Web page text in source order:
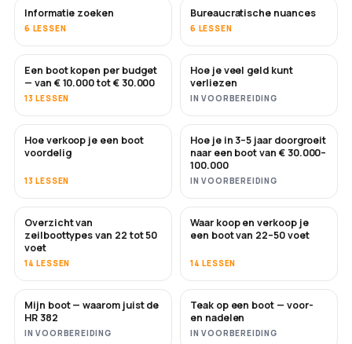
Informatie zoeken
6 LESSEN
Bureaucratische nuances
6 LESSEN
BINNENKORT
Een boot kopen per budget
— van € 10.000 tot € 30.000
13 LESSEN
BINNENKORT
Hoe je veel geld kunt
verliezen
IN VOORBEREIDING
NIEUW
Hoe verkoop je een boot
voordelig
13 LESSEN
NIEUW
Hoe je in 3–5 jaar doorgroeit
naar een boot van € 30.000–
100.000
IN VOORBEREIDING
BINNENKORT
Overzicht van
zeilboottypes van 22 tot 50
voet
14 LESSEN
BINNENKORT
Waar koop en verkoop je
een boot van 22–50 voet
14 LESSEN
BINNENKORT
Mijn boot — waarom juist de
HR 382
IN VOORBEREIDING
BINNENKORT
Teak op een boot — voor-
en nadelen
IN VOORBEREIDING